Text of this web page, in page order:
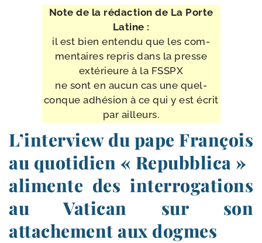
Note de la rédac­tion de La Porte
Latine :
il est bien enten­du que les com­
men­taires repris dans la presse
exté­rieure à la FSSPX
ne sont en aucun cas une quel­
conque adhé­sion à ce qui y est écrit
par ailleurs.
L’interview du pape François
au quotidien « Repubblica »
alimente des interrogations
au Vatican sur son
attachement aux dogmes